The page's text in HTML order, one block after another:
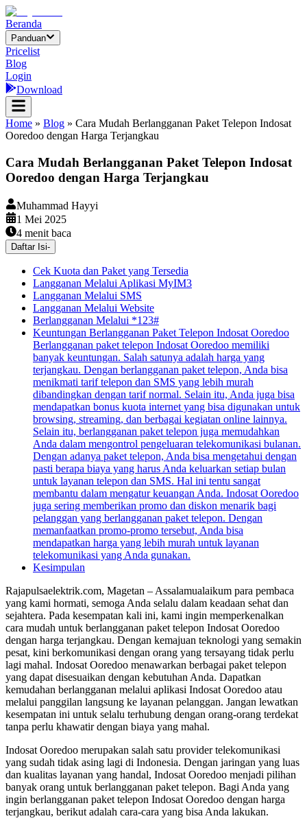
Beranda
Panduan
Pricelist
Blog
Login
Download
Home » Blog » Cara Mudah Berlangganan Paket Telepon Indosat
Ooredoo dengan Harga Terjangkau
Cara Mudah Berlangganan Paket Telepon Indosat
Ooredoo dengan Harga Terjangkau
Muhammad Hayyi
1 Mei 2025
4 menit baca
Daftar Isi-
Cek Kuota dan Paket yang Tersedia
Langganan Melalui Aplikasi MyIM3
Langganan Melalui SMS
Langganan Melalui Website
Berlangganan Melalui *123#
Keuntungan Berlangganan Paket Telepon Indosat Ooredoo
Berlangganan paket telepon Indosat Ooredoo memiliki
banyak keuntungan. Salah satunya adalah harga yang
terjangkau. Dengan berlangganan paket telepon, Anda bisa
menikmati tarif telepon dan SMS yang lebih murah
dibandingkan dengan tarif normal. Selain itu, Anda juga bisa
mendapatkan bonus kuota internet yang bisa digunakan untuk
browsing, streaming, dan berbagai kegiatan online lainnya.
Selain itu, berlangganan paket telepon juga memudahkan
Anda dalam mengontrol pengeluaran telekomunikasi bulanan.
Dengan adanya paket telepon, Anda bisa mengetahui dengan
pasti berapa biaya yang harus Anda keluarkan setiap bulan
untuk layanan telepon dan SMS. Hal ini tentu sangat
membantu dalam mengatur keuangan Anda. Indosat Ooredoo
juga sering memberikan promo dan diskon menarik bagi
pelanggan yang berlangganan paket telepon. Dengan
memanfaatkan promo-promo tersebut, Anda bisa
mendapatkan harga yang lebih murah untuk layanan
telekomunikasi yang Anda gunakan.
Kesimpulan
Rajapulsaelektrik.com, Magetan – Assalamualaikum para pembaca
yang kami hormati, semoga Anda selalu dalam keadaan sehat dan
sejahtera. Pada kesempatan kali ini, kami ingin memperkenalkan
cara mudah untuk berlangganan paket telepon Indosat Ooredoo
dengan harga terjangkau. Dengan kemajuan teknologi yang semakin
pesat, kini berkomunikasi dengan orang yang tersayang tidak perlu
lagi mahal. Indosat Ooredoo menawarkan berbagai paket telepon
yang dapat disesuaikan dengan kebutuhan Anda. Dapatkan
kemudahan berlangganan melalui aplikasi Indosat Ooredoo atau
melalui panggilan langsung ke layanan pelanggan. Jangan lewatkan
kesempatan ini untuk selalu terhubung dengan orang-orang terdekat
tanpa perlu khawatir dengan biaya yang mahal.
Indosat Ooredoo merupakan salah satu provider telekomunikasi
yang sudah tidak asing lagi di Indonesia. Dengan jaringan yang luas
dan kualitas layanan yang handal, Indosat Ooredoo menjadi pilihan
banyak orang untuk berlangganan paket telepon. Bagi Anda yang
ingin berlangganan paket telepon Indosat Ooredoo dengan harga
terjangkau, berikut adalah cara-cara yang bisa Anda lakukan.